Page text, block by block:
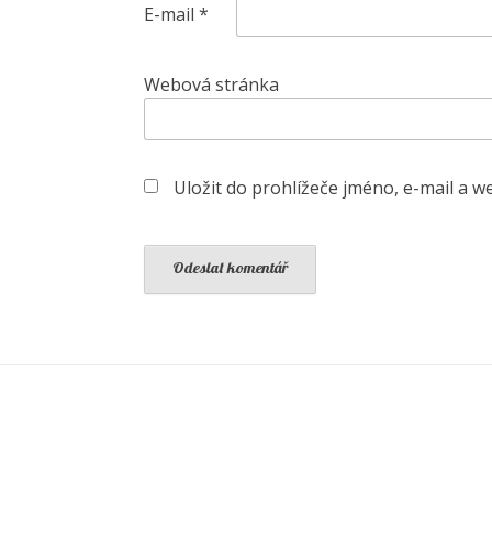
E-mail *
Webová stránka
Uložit do prohlížeče jméno, e-mail a